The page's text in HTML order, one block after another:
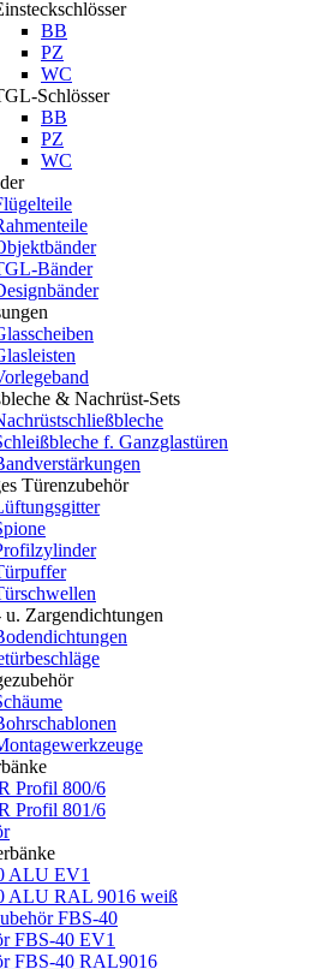
BB
PZ
WC
Schlösser
BB
PZ
WC
Bänder
& Nachrüst-Sets
f. Ganzglastüren
Türenzubehör
u. Zargendichtungen
Profil 800/6
Profil 801/6
ALU EV1
ALU RAL 9016 weiß
FBS-40
FBS-40 EV1
FBS-40 RAL9016